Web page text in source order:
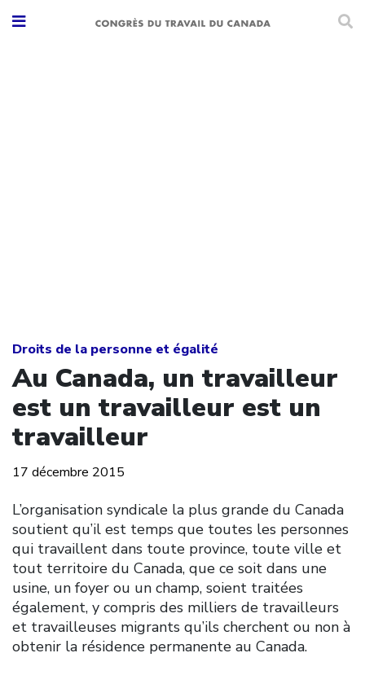
Droits de la personne et égalité
Au Canada, un travailleur
est un travailleur est un
travailleur
17 décembre 2015
L’organisation syndicale la plus grande du Canada
soutient qu’il est temps que toutes les personnes
qui travaillent dans toute province, toute ville et
tout territoire du Canada, que ce soit dans une
usine, un foyer ou un champ, soient traitées
également, y compris des milliers de travailleurs
et travailleuses migrants qu’ils cherchent ou non à
obtenir la résidence permanente au Canada.